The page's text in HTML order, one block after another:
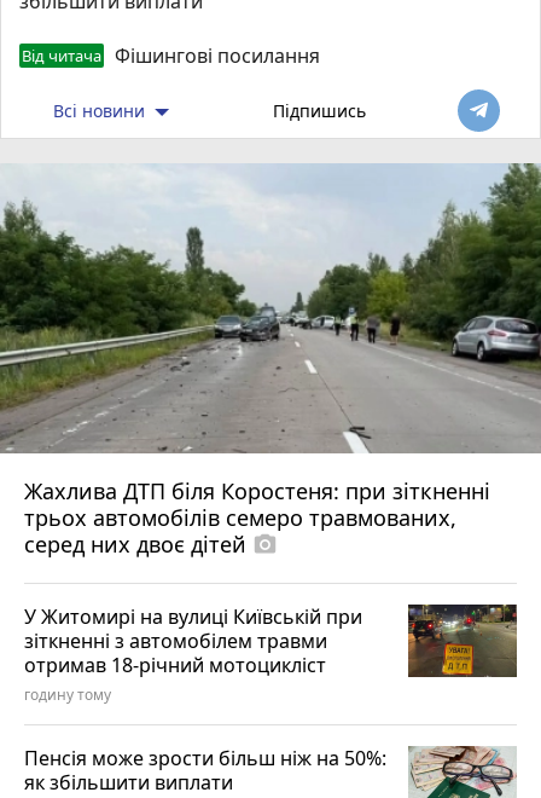
Від читача Фішингові посилання
Всі новини Підпишись
Жахлива ДТП біля Коростеня: при зіткненні
трьох автомобілів семеро травмованих,
серед них двоє дітей photo_camera
У Житомирі на вулиці Київській при
зіткненні з автомобілем травми
отримав 18-річний мотоцикліст
годину тому
Пенсія може зрости більш ніж на 50%:
як збільшити виплати